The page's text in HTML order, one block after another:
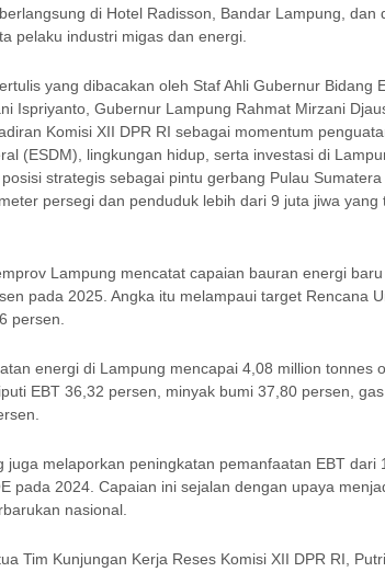
di Hotel Radisson, Bandar Lampung, dan
pelaku industri migas dan energi.
yang dibacakan oleh Staf Ahli Gubernur Bidang
Ispriyanto, Gubernur Lampung Rahmat Mirzani
Komisi XII DPR RI sebagai momentum
(ESDM), lingkungan hidup, serta investasi di
strategis sebagai pintu gerbang Pulau
persegi dan penduduk lebih dari 9 juta jiwa yang
Lampung mencatat capaian bauran energi
pada 2025. Angka itu melampaui target Rencana
persen.
energi di Lampung mencapai 4,08 million tonnes
EBT 36,32 persen, minyak bumi 37,80 persen,
juga melaporkan peningkatan pemanfaatan EBT dari
pada 2024. Capaian ini sejalan dengan upaya
nasional.
Tim Kunjungan Kerja Reses Komisi XII DPR RI,